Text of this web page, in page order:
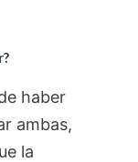
haber
ambas,
la